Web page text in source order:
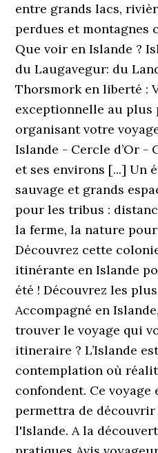
entre grands lacs,
perdues et montagnes
Que voir en Islande ?
du Laugavegur: du
Thorsmork en liberté :
exceptionnelle au plus
organisant votre
Islande - Cercle d’Or -
et ses environs [...] Un
sauvage et grands
pour les tribus :
la ferme, la nature
Découvrez cette
itinérante en Islande
été ! Découvrez les
Accompagné en
trouver le voyage qui
itineraire ? L’Islande
contemplation où
confondent. Ce
permettra de
l'Islande. A la